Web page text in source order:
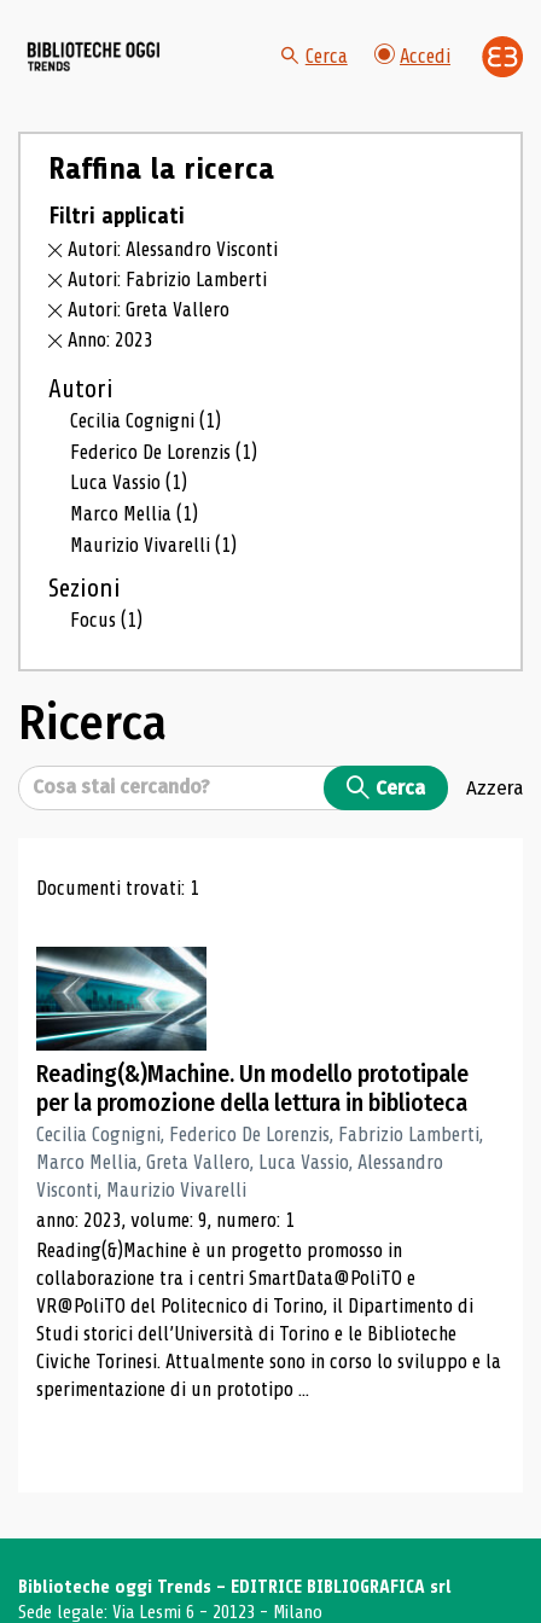
Cerca Accedi
Raffina la ricerca
Filtri applicati
Autori: Alessandro Visconti
Autori: Fabrizio Lamberti
Autori: Greta Vallero
Anno: 2023
Autori
Cecilia Cognigni(1)
Federico De Lorenzis(1)
Luca Vassio(1)
Marco Mellia(1)
Maurizio Vivarelli(1)
Sezioni
Focus(1)
Ricerca
Cerca Cerca Azzera
Risultati di ricerca
Documenti trovati: 1
Reading(&)Machine. Un modello prototipale
per la promozione della lettura in biblioteca
Cecilia Cognigni, Federico De Lorenzis, Fabrizio Lamberti,
Marco Mellia, Greta Vallero, Luca Vassio, Alessandro
Visconti, Maurizio Vivarelli
anno: 2023, volume: 9, numero: 1
Reading(&)Machine è un progetto promosso in
collaborazione tra i centri SmartData@PoliTO e
VR@PoliTO del Politecnico di Torino, il Dipartimento di
Studi storici dell’Università di Torino e le Biblioteche
Civiche Torinesi. Attualmente sono in corso lo sviluppo e la
sperimentazione di un prototipo ...
Biblioteche oggi Trends - EDITRICE BIBLIOGRAFICA srl
Sede legale: Via Lesmi 6 - 20123 - Milano